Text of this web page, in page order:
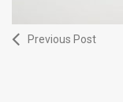
Previous Post